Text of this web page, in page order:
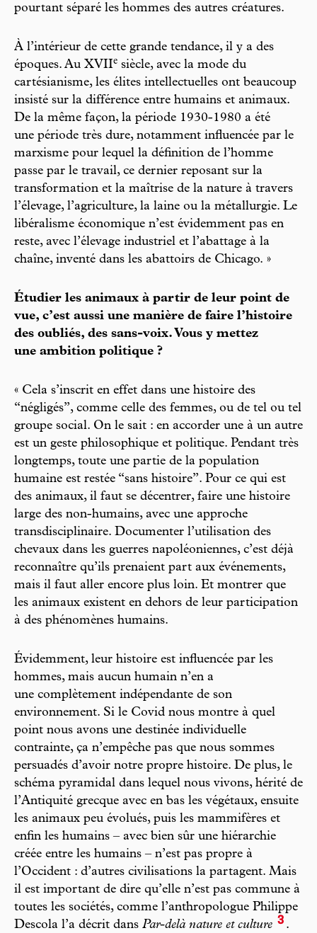
pourtant séparé les hommes des autres créatures.
À l’intérieur de cette grande tendance, il y a des
époques. Au XVIIe siècle, avec la mode du
cartésianisme, les élites intellectuelles ont beaucoup
insisté sur la différence entre humains et animaux.
De la même façon, la période 1930-1980 a été
une période très dure, notamment influencée par le
marxisme pour lequel la définition de l’homme
passe par le travail, ce dernier reposant sur la
transformation et la maîtrise de la nature à travers
l’élevage, l’agriculture, la laine ou la métallurgie. Le
libéralisme économique n’est évidemment pas en
reste, avec l’élevage industriel et l’abattage à la
chaîne, inventé dans les abattoirs de Chicago. »
Étudier les animaux à partir de leur point de
vue, c’est aussi une manière de faire l’histoire
des oubliés, des sans-voix. Vous y mettez
une ambition politique ?
« Cela s’inscrit en effet dans une histoire des
“négligés”, comme celle des femmes, ou de tel ou tel
groupe social. On le sait : en accorder une à un autre
est un geste philosophique et politique. Pendant très
longtemps, toute une partie de la population
humaine est restée “sans histoire”. Pour ce qui est
des animaux, il faut se décentrer, faire une histoire
large des non-humains, avec une approche
transdisciplinaire. Documenter l’utilisation des
chevaux dans les guerres napoléoniennes, c’est déjà
reconnaître qu’ils prenaient part aux événements,
mais il faut aller encore plus loin. Et montrer que
les animaux existent en dehors de leur participation
à des phénomènes humains.
Évidemment, leur histoire est influencée par les
hommes, mais aucun humain n’en a
une complètement indépendante de son
environnement. Si le Covid nous montre à quel
point nous avons une destinée individuelle
contrainte, ça n’empêche pas que nous sommes
persuadés d’avoir notre propre histoire. De plus, le
schéma pyramidal dans lequel nous vivons, hérité de
l’Antiquité grecque avec en bas les végétaux, ensuite
les animaux peu évolués, puis les mammifères et
enfin les humains – avec bien sûr une hiérarchie
créée entre les humains – n’est pas propre à
l’Occident : d’autres civilisations la partagent. Mais
il est important de dire qu’elle n’est pas commune à
toutes les sociétés, comme l’anthropologue Philippe
Descola l’a décrit dans Par-delà nature et culture 3 .